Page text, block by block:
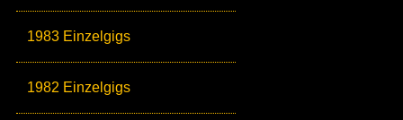
1983 Einzelgigs
1982 Einzelgigs